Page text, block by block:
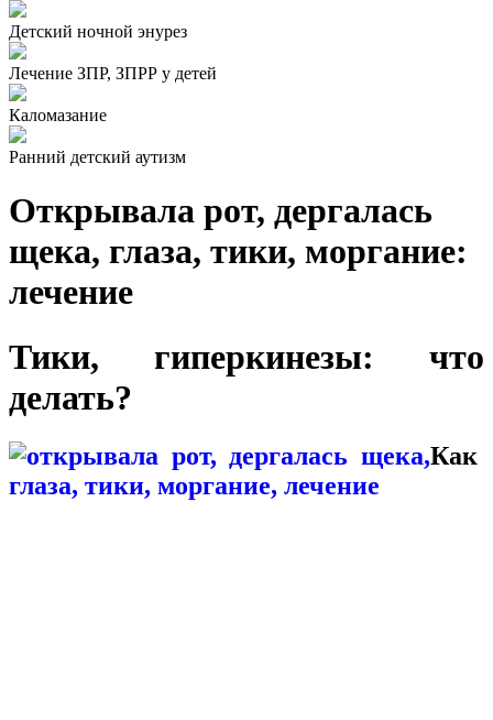
Детский ночной энурез
Лечение ЗПР, ЗПРР у детей
Каломазание
Ранний детский аутизм
Открывала рот, дергалась
щека, глаза, тики, моргание:
лечение
Тики, гиперкинезы: что
делать?
Как